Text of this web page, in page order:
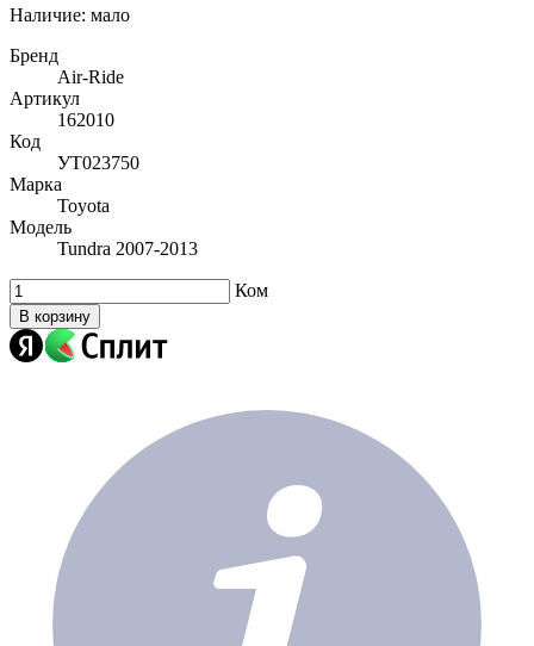
Наличие: мало
Бренд
Air-Ride
Артикул
162010
Код
УТ023750
Марка
Toyota
Модель
Tundra 2007-2013
Ком
В корзину